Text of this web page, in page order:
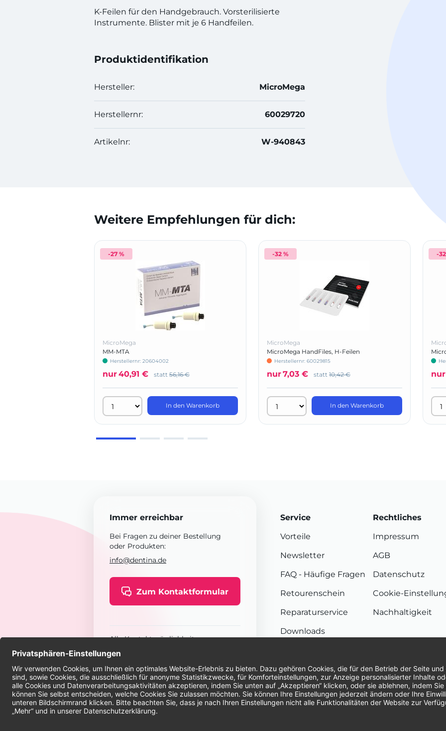
K-Feilen für den Handgebrauch. Vorsterilisierte
Instrumente. Blister mit je 6 Handfeilen.
Produktidentifikation
Hersteller: MicroMega
Herstellernr: 60029720
Artikelnr: W-940843
Weitere Empfehlungen für dich:
-27 %
MicroMega
MM-MTA
Herstellernr: 20604002
nur40,91 € statt 56,16 €
In den Warenkorb
-32 %
MicroMega
MicroMega HandFiles, H-Feilen
Herstellernr: 60029815
nur7,03 € statt 10,42 €
In den Warenkorb
-
nur
Immer erreichbar
Bei Fragen zu deiner Bestellung
oder Produkten:
info@dentina.de
Zum Kontaktformular
Alle Kontaktmöglichkeiten
Service
Vorteile
Newsletter
FAQ - Häufige Fragen
Retourenschein
Reparaturservice
Downloads
Rechtliches
Impressum
AGB
Datenschutz
Cookie-
Nachhaltigkeit